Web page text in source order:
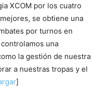
XCOM por los cuatro
se obtiene una
por turnos en
una
la gestión de nuestra
a nuestras tropas y el
]